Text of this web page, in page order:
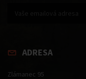
ADRESA
Zlámanec 95